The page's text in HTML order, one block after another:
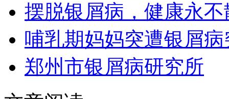
摆脱银屑病，健康永不
哺乳期妈妈突遭银屑
郑州市银屑病研究所